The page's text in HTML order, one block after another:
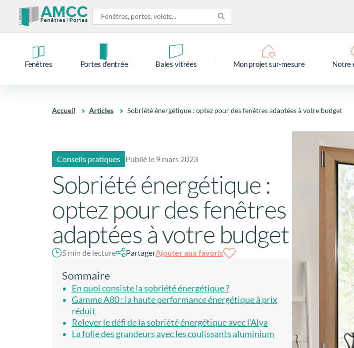
Fenêtres Portes d’entrée Baies vitrées Mon projet sur-mesure Notre
Accueil Articles Sobriété énergétique : optez pour des fenêtres adaptées à votre budget
Conseils pratiques Publié le 9 mars 2023
Sobriété énergétique :
optez pour des fenêtres
adaptées à votre budget
5 min de lecture PartagerAjouter aux favoris
Sommaire
En quoi consiste la sobriété énergétique ?
Gamme A80 : la haute performance énergétique à prix
réduit
Relever le défi de la sobriété énergétique avec l’Alya
La folie des grandeurs avec les coulissants aluminium